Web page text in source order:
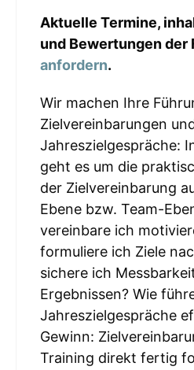
Aktuelle Termine,
und Bewertungen der
anfordern.
Wir machen Ihre
Zielvereinbarungen
Jahreszielgespräche:
geht es um die
der Zielvereinbarung
Ebene bzw. Team-
vereinbare ich
formuliere ich Ziele
sichere ich
Ergebnissen? Wie
Jahreszielgespräche
Gewinn:
Training direkt fertig